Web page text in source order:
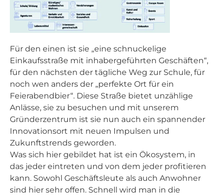
Für den einen ist sie „eine schnuckelige
Einkaufsstraße mit inhabergeführten Geschäften“,
für den nächsten der tägliche Weg zur Schule, für
noch wen anders der „perfekte Ort für ein
Feierabendbier“. Diese Straße bietet unzählige
Anlässe, sie zu besuchen und mit unserem
Gründerzentrum ist sie nun auch ein spannender
Innovationsort mit neuen Impulsen und
Zukunftstrends geworden.
Was sich hier gebildet hat ist ein Ökosystem, in
das jeder eintreten und von dem jeder profitieren
kann. Sowohl Geschäftsleute als auch Anwohner
sind hier sehr offen. Schnell wird man in die